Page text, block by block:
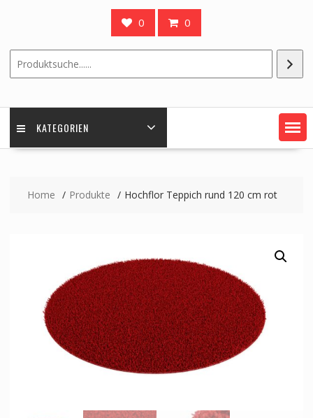
0 0
KATEGORIEN
Home Produkte Hochflor Teppich rund 120 cm rot